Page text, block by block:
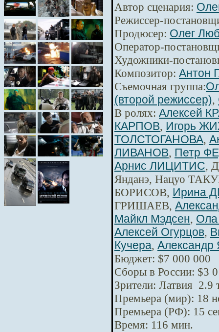
Автор сценария:
Режиссер-
Продюсер: Олег
Оператор-
Художники-
Композитор: Антон
Съемочная группа:
(второй режиссер),
В ролях: Алексей
КАРПОВ, Игорь
ТОЛСТОГАНОВА,
ЛИВАНОВ, Петр
Арнис ЛИЦИТИС,
Янданэ, Нацуо
БОРИСОВ, Ирина
ГРИШАЕВ,
Майкл Мэдсен, Ола
Алексей Огурцов,
Кучера, Александр
Бюджет: $7 000 000
Сборы в России: $3
Зрители: Латвия 2.9
Премьера (мир): 18
Премьера (РФ): 15
Время: 116 мин.